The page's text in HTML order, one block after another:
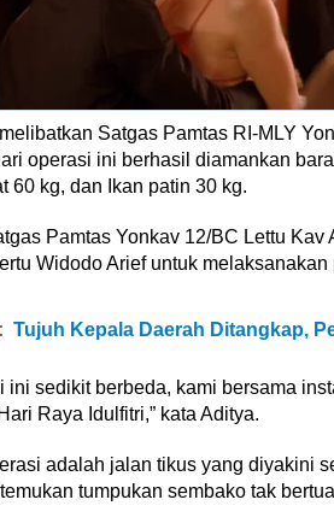
Satgas Pamtas RI-MLY
operasi ini berhasil diamankan
60 kg, dan Ikan patin 30 kg.
Pamtas Yonkav 12/BC Lettu
Widodo Arief untuk melaksanakan
Tujuh Kepala Daerah Ditangkap,
ini sedikit berbeda, kami bersama
Raya Idulfitri,” kata Aditya.
adalah jalan tikus yang diyakini
tumpukan sembako tak